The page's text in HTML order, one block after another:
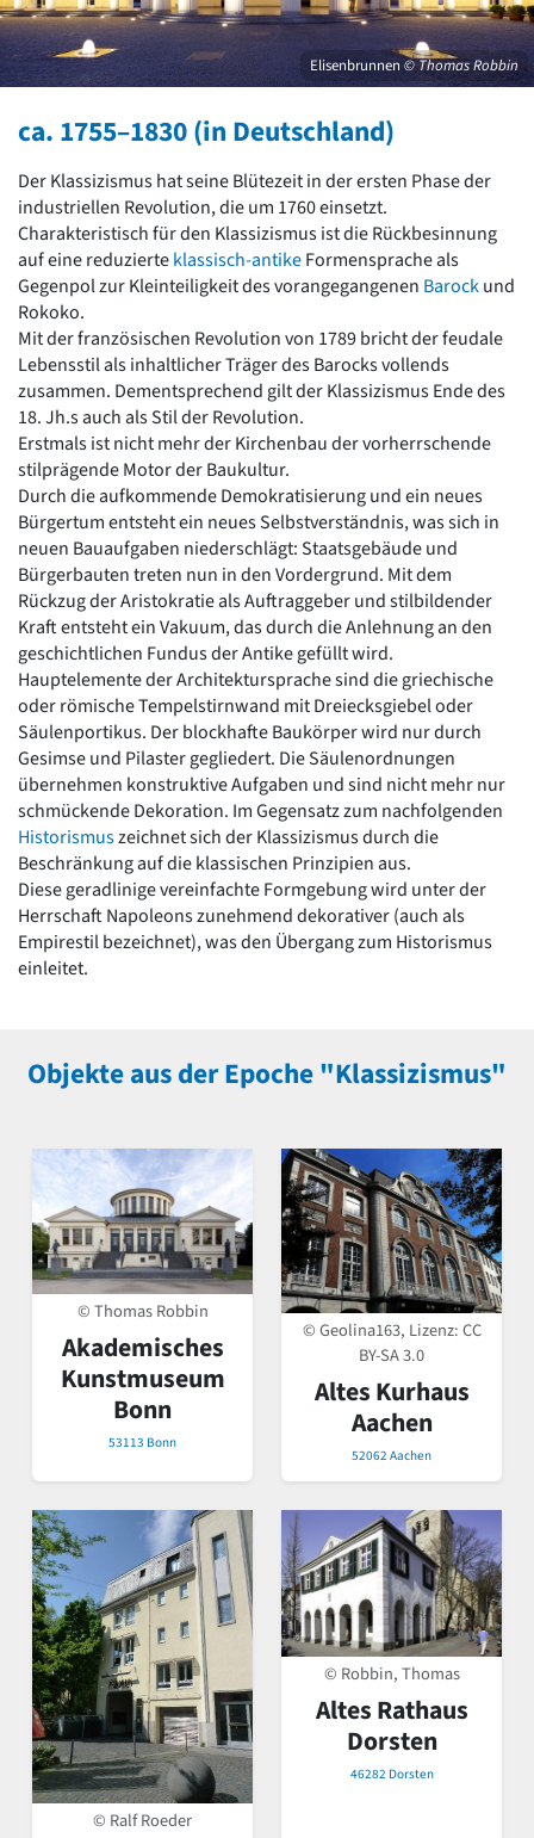
David Chipperfield
Harald Deilmann
Gottfried Böhm
Schneider von Esleben
Auszeichnung vorbildlicher Bauten NRW 2020
Big Beautiful Buildings (Großbauten der Nachkriegszeit)
Epochen
Gesamtübersicht...
Gegenwart
Postmoderne
1950er-70er Jahre
Moderne
Reformarchitektur
Jugendstil
Historismus
Klassizismus
Barock
Renaissance
Gotik
Romanik
Vorromanik
Römische Antike
Über uns
Über baukunst-nrw
Fachbeirat
Freunde & Förderer
Kontakt
Impressum
Datenschutz
Suchbegriff eingeben
Elisenbrunnen © Thomas Robbin
ca. 1755–1830 (in Deutschland)
Der Klassizismus hat seine Blütezeit in der ersten Phase der
industriellen Revolution, die um 1760 einsetzt.
Charakteristisch für den Klassizismus ist die Rückbesinnung
auf eine reduzierteklassisch-antikeFormensprache als
Gegenpol zur Kleinteiligkeit des vorangegangenen Barockund
Rokoko.
Mit der französischen Revolution von 1789 bricht der feudale
Lebensstil als inhaltlicher Träger des Barocks vollends
zusammen. Dementsprechend gilt der Klassizismus Ende des
18. Jh.s auch als Stil der Revolution.
Erstmals ist nicht mehr der Kirchenbau der vorherrschende
stilprägende Motor der Baukultur.
Durch die aufkommende Demokratisierung und ein neues
Bürgertum entsteht ein neues Selbstverständnis, was sich in
neuen Bauaufgaben niederschlägt: Staatsgebäude und
Bürgerbauten treten nun in den Vordergrund. Mit dem
Rückzug der Aristokratie als Auftraggeber und stilbildender
Kraft entsteht ein Vakuum, das durch die Anlehnung an den
geschichtlichen Fundus der Antike gefüllt wird.
Hauptelemente der Architektursprache sind die griechische
oder römische Tempelstirnwand mit Dreiecksgiebel oder
Säulenportikus. Der blockhafte Baukörper wird nur durch
Gesimse und Pilaster gegliedert. Die Säulenordnungen
übernehmen konstruktive Aufgaben und sind nicht mehr nur
schmückende Dekoration. Im Gegensatz zum nachfolgenden
Historismuszeichnet sich der Klassizismus durch die
Beschränkung auf die klassischen Prinzipien aus.
Diese geradlinige vereinfachte Formgebung wird unter der
Herrschaft Napoleons zunehmend dekorativer (auch als
Empirestil bezeichnet), was den Übergang zum Historismus
einleitet.
Objekte aus der Epoche "Klassizismus"
© Thomas Robbin
Akademisches
Kunstmuseum
Bonn
53113 Bonn
© Geolina163, Lizenz:CC
BY-SA 3.0
Altes Kurhaus
Aachen
52062 Aachen
© Ralf Roeder
© Robbin, Thomas
Altes Rathaus
Dorsten
46282 Dorsten